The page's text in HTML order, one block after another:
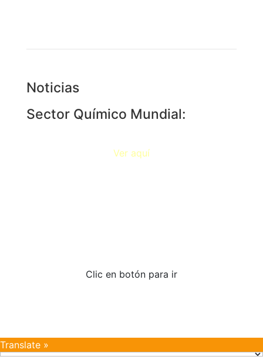
Noticias
Sector Químico Mundial:
Ver aquí
Clic en botón para ir
Translate »